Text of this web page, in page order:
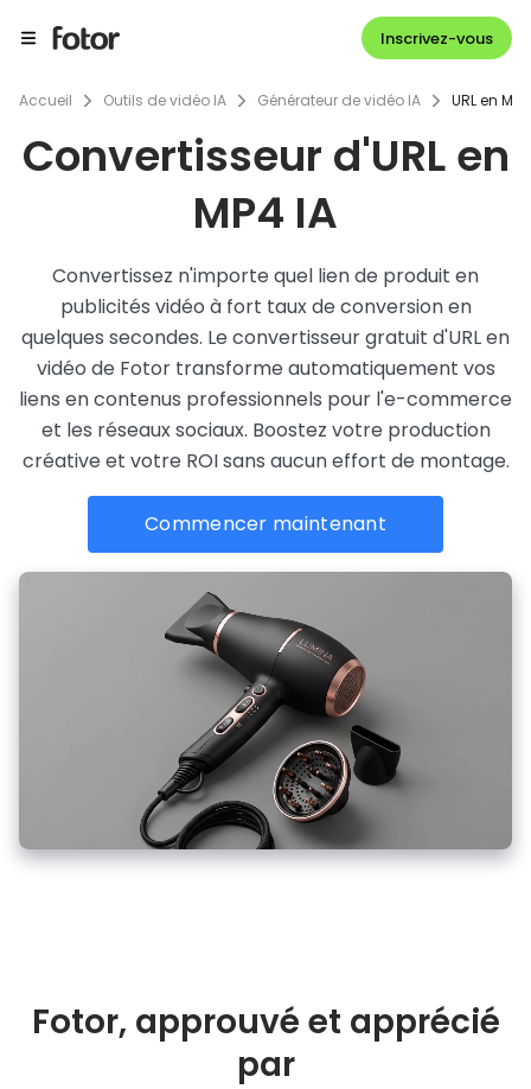
Inscrivez-vous
Accueil Outils de vidéo IA Générateur de vidéo IA URL en MP4
Convertisseur d'URL en
MP4 IA
Convertissez n'importe quel lien de produit en
publicités vidéo à fort taux de conversion en
quelques secondes. Le convertisseur gratuit d'URL en
vidéo de Fotor transforme automatiquement vos
liens en contenus professionnels pour l'e-commerce
et les réseaux sociaux. Boostez votre production
créative et votre ROI sans aucun effort de montage.
Commencer maintenant
Fotor, approuvé et apprécié
par